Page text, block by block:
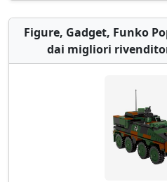
Figure, Gadget, Funko
dai migliori